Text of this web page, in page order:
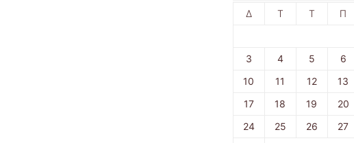
Δ Τ Τ Π
3
4 5 6
10
11 12 13
17
18 19 20
24
25 26 27